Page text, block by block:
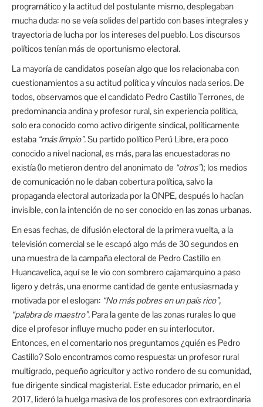
programático y la actitud del postulante mismo, desplegaban
mucha duda: no se veía solides del partido con bases integrales y
trayectoria de lucha por los intereses del pueblo. Los discursos
políticos tenían más de oportunismo electoral.
La mayoría de candidatos poseían algo que los relacionaba con
cuestionamientos a su actitud política y vínculos nada serios. De
todos, observamos que el candidato Pedro Castillo Terrones, de
predominancia andina y profesor rural, sin experiencia política,
solo era conocido como activo dirigente sindical, políticamente
estaba “más limpio”.Su partido político Perú Libre, era poco
conocido a nivel nacional, es más, para las encuestadoras no
existía (lo metieron dentro del anonimato de “otros”); los medios
de comunicación no le daban cobertura política, salvo la
propaganda electoral autorizada por la ONPE, después lo hacían
invisible, con la intención de no ser conocido en las zonas urbanas.
En esas fechas, de difusión electoral de la primera vuelta, a la
televisión comercial se le escapó algo más de 30 segundos en
una muestra de la campaña electoral de Pedro Castillo en
Huancavelica, aquí se le vio con sombrero cajamarquino a paso
ligero y detrás, una enorme cantidad de gente entusiasmada y
motivada por el eslogan: “No más pobres en un país rico”,
“palabra de maestro”. Para la gente de las zonas rurales lo que
dice el profesor influye mucho poder en su interlocutor.
Entonces, en el comentario nos preguntamos ¿quién es Pedro
Castillo? Solo encontramos como respuesta: un profesor rural
multigrado, pequeño agricultor y activo rondero de su comunidad,
fue dirigente sindical magisterial. Este educador primario, en el
2017, lideró la huelga masiva de los profesores con extraordinaria